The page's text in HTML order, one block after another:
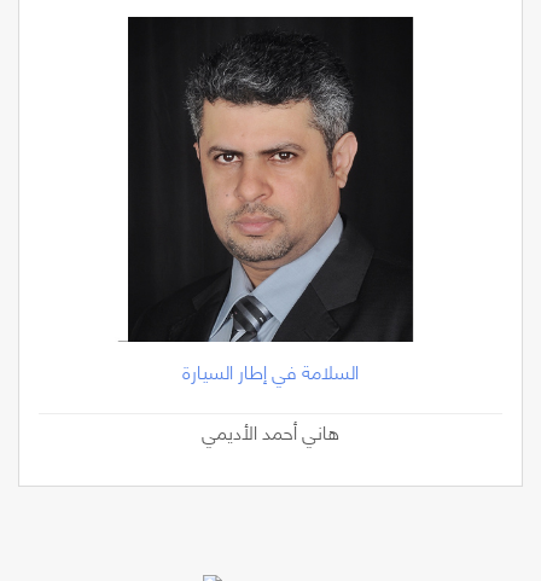
السلامة في إطار السيارة
هاني أحمد الأديمي